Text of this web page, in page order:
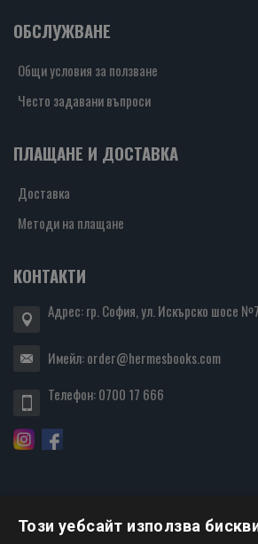
ОБСЛУЖВАНЕ
Общи условия за ползване
Често задавани въпроси
ПЛАЩАНЕ И ДОСТАВКА
Доставка
Методи на плащане
КОНТАКТИ
Адрес: гр. София, ул. Искърско шосе №7
Имейл:order@hermesbooks.com
Телефон:0700 17 666
Този уебсайт използва